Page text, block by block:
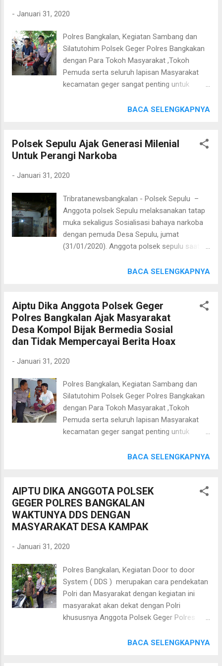
Masyarakat desa campor ini sangat
Poskampling. "Kegiatan sambang ini
merupakan kegiatan Anggota Polsek Geger
Polres Bangkalan agar dekat dengan
masyarakat dan anggota polsek geger polres
bangkalan mengetahui setiap perkembangan
Kapolres Bangkalan AKBP Rama Samtama
- Januari 31, 2020
Polres Bangkalan, Kegiatan Sambang dan
Silatutohim Polsek Geger Polres Bangkakan
dengan Para Tokoh Masyarakat ,Tokoh
Pemuda serta seluruh lapisan Masyarakat
kecamatan geger sangat penting untuk
Wib.Aiptu Dika melaksanakan kegiatan
kepada Pemuda desa Kompol bijak bermedia
sosial dan tidak membuat atau mempercayai
tanpa peran aktif pemakai media sosial
Dengan himbauan yang di berikan Aiptu Dika
kepada Pemuda desa Kompol sangat
senang dan memahami apa yang dimaksud
berita hoax yang sering muncul dimedia
sosial dan akan membantu memeranginya.
himbauan kamtibmas ketika sedang
geger," pungkas Kapolres Bangkalan AKBP
Rama Samtama Putra.S.I.K.,M.Si., M.H.
BACA SELENGKAPNYA
Polsek Sepulu Ajak Generasi Milenial
Untuk Perangi Narkoba
- Januari 31, 2020
Tribratanewsbangkalan - Polsek Sepulu –
Anggota polsek Sepulu melaksanakan tatap
muka sekaligus Sosialisasi bahaya narkoba
dengan pemuda Desa Sepulu, jumat
(31/01/2020). Anggota polsek sepulu saat
silaturahmi kepada para pemuda di
berpesan nantinya bisa bekerjasama dalam
pelaksanaan tugas Kepolisian. Selain
melakukan patroli harkamtibmas anggota
polsek Sepulu juga mengajak pemuda dan
menjaga kamtibmas di wilayah kecamatan
penyalahgunaan narkoba, kenakalan remaja
dan lain lain Ditempat Terpisah Kapolres
Bangkalan AKBP Rama Samtama Putra, SIK,
MSi, MH. Mengatakan " patroli yang
laksanakan oleh polisi bukan hanya keliling
dialogis agar polisi mengetahui situasi
BACA SELENGKAPNYA
Aiptu Dika Anggota Polsek Geger
Polres Bangkalan Ajak Masyarakat
Desa Kompol Bijak Bermedia Sosial
dan Tidak Mempercayai Berita Hoax
- Januari 31, 2020
Polres Bangkalan, Kegiatan Sambang dan
Silatutohim Polsek Geger Polres Bangkakan
dengan Para Tokoh Masyarakat ,Tokoh
Pemuda serta seluruh lapisan Masyarakat
kecamatan geger sangat penting untuk
Wib.Aiptu Dika melaksanakan kegiatan
kepada Masyarakat desa Kompol bijak
bermedia sosial dan tidak membuat atau
mempercayai berita Hoax yang ada di media
sosial.Karena tanpa peran aktif pemakai
akan berhasil. Dengan himbauan yang di
Kompol sangat senang dan memahami apa
yang dimaksud berita hoax yang sering
muncul dimedia sosial dan akan membantu
memeranginya. "Anggota kami akan selalu
memberi himbauan kamtibmas ketika
seluruh lapisan masyarakat di wilayah
BACA SELENGKAPNYA
AIPTU DIKA ANGGOTA POLSEK
GEGER POLRES BANGKALAN
WAKTUNYA DDS DENGAN
MASYARAKAT DESA KAMPAK
- Januari 31, 2020
Polres Bangkalan, Kegiatan Door to door
System ( DDS ) merupakan cara pendekatan
Polri dan Masyarakat dengan kegiatan ini
masyarakat akan dekat dengan Polri
khususnya Anggota Polsek Geger Polres
08.30 Wib.Aiptu Dika melaksanakan sambang
BACA SELENGKAPNYA